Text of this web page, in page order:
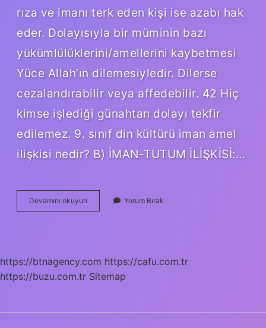
rıza ve imanı terk eden kişi ise azabı hak
eder. Dolayısıyla bir müminin bazı
yükümlülüklerini/amellerini kaybetmesi
Yüce Allah’ın dilemesiyledir. Dilerse
cezalandırabilir veya affedebilir. 42 Hiç
kimse işlediği günahtan dolayı tekfir
edilemez. 9. sınıf din kültürü iman amel
ilişkisi nedir? B) İMAN-TUTUM İLİŞKİSİ:…
Devamını okuyun
Ve
Yorum Bırak
https://btnagency.com https://cafu.com.tr
https://buzu.com.tr Sitemap